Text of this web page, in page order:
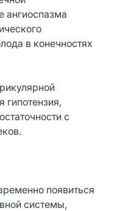
ангиоспазма
в конечностях
гипотензия,
с
появиться
системы,